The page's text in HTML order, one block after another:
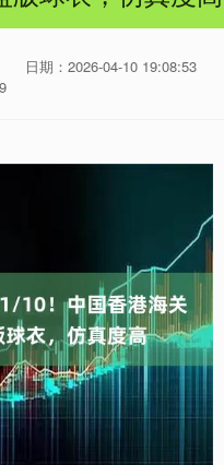
日期：2026-04-10 19:08:53